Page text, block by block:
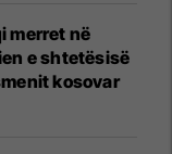
merret në
e shtetësisë
kosovar